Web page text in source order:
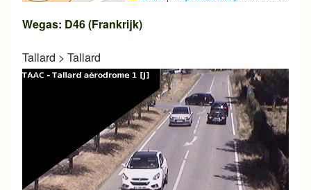
Wegas: D46 (Frankrijk)
Tallard > Tallard